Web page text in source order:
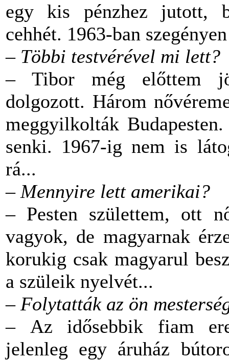
egy kis pénzhez jutott,
cehhét. 1963-ban
– Többi testvérével mi lett?
– Tibor még előttem
dolgozott. Három
meggyilkolták
senki. 1967-ig nem is
rá...
– Mennyire lett amerikai?
– Pesten születtem, ott
vagyok, de magyarnak
korukig csak magyarul
a szüleik nyelvét...
– Folytatták az ön
– Az idősebbik fiam
jelenleg egy áruház